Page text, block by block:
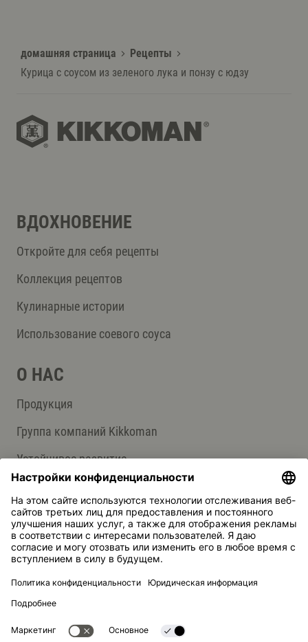
домашняя страница
Рецепты
Курица с соусом из зеленого лука и понзу с юдзу
ВДОХНОВЕНИЕ
Откройте для себя рецепты
Коллекция рецептов
Кулинарные истории
Использование соевого соуса
О НАС
Продукция
Группа компаний Kikkoman
Устойчивое развитие
СЛУЖБА ПОДДЕРЖКИ
Ответы на вопросы
Контакты
Kikkoman — зарегистрированная торговая марка Kikkoman
© Kikkoman Trading Europe GmbH 2023 – 2026